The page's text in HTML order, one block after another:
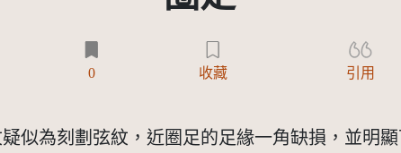
0 收藏 引用
似為刻劃弦紋，近圈足的足緣一角缺損，並明